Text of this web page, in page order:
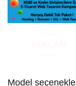
Model